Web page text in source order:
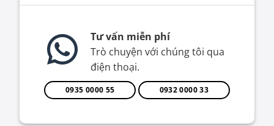
Tư vấn miễn phí
Trò chuyện với chúng tôi qua
điện thoại.
0935 0000 55 0932 0000 33